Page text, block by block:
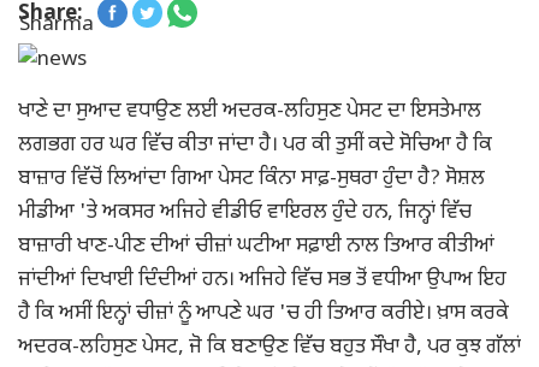
Share:
ਖਾਣੇ ਦਾ ਸੁਆਦ ਵਧਾਉਣ ਲਈ ਅਦਰਕ-ਲਹਿਸੁਣ ਪੇਸਟ ਦਾ ਇਸਤੇਮਾਲ
ਲਗਭਗ ਹਰ ਘਰ ਵਿੱਚ ਕੀਤਾ ਜਾਂਦਾ ਹੈ। ਪਰ ਕੀ ਤੁਸੀਂ ਕਦੇ ਸੋਚਿਆ ਹੈ ਕਿ
ਬਾਜ਼ਾਰ ਵਿੱਚੋਂ ਲਿਆਂਦਾ ਗਿਆ ਪੇਸਟ ਕਿੰਨਾ ਸਾਫ਼-ਸੁਥਰਾ ਹੁੰਦਾ ਹੈ? ਸੋਸ਼ਲ
ਮੀਡੀਆ 'ਤੇ ਅਕਸਰ ਅਜਿਹੇ ਵੀਡੀਓ ਵਾਇਰਲ ਹੁੰਦੇ ਹਨ, ਜਿਨ੍ਹਾਂ ਵਿੱਚ
ਬਾਜ਼ਾਰੀ ਖਾਣ-ਪੀਣ ਦੀਆਂ ਚੀਜ਼ਾਂ ਘਟੀਆ ਸਫ਼ਾਈ ਨਾਲ ਤਿਆਰ ਕੀਤੀਆਂ
ਜਾਂਦੀਆਂ ਦਿਖਾਈ ਦਿੰਦੀਆਂ ਹਨ। ਅਜਿਹੇ ਵਿੱਚ ਸਭ ਤੋਂ ਵਧੀਆ ਉਪਾਅ ਇਹ
ਹੈ ਕਿ ਅਸੀਂ ਇਨ੍ਹਾਂ ਚੀਜ਼ਾਂ ਨੂੰ ਆਪਣੇ ਘਰ 'ਚ ਹੀ ਤਿਆਰ ਕਰੀਏ। ਖ਼ਾਸ ਕਰਕੇ
ਅਦਰਕ-ਲਹਿਸੁਣ ਪੇਸਟ, ਜੋ ਕਿ ਬਣਾਉਣ ਵਿੱਚ ਬਹੁਤ ਸੌਖਾ ਹੈ, ਪਰ ਕੁਝ ਗੱਲਾਂ